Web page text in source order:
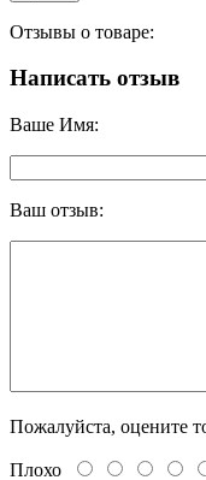
Отзывы о товаре:
Написать отзыв
Ваше Имя:
Ваш отзыв:
Пожалуйста, оцените
Плохо